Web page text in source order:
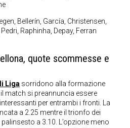
Bellerín, García, Christensen,
Raphinha, Depay, Ferran
quote scommesse e
Liga sorridono alla formazione
match si preannuncia essere
per entrambi i fronti. La
a 2.25 mentre il trionfo dei
a 3.10. L’opzione meno